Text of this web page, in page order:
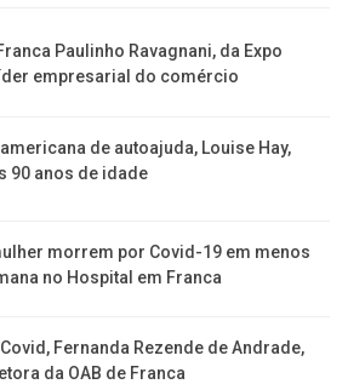
Paulinho Ravagnani, da Expo
empresarial do comércio
de autoajuda, Louise Hay,
90 anos de idade
morrem por Covid-19 em menos
no Hospital em Franca
Fernanda Rezende de Andrade,
da OAB de Franca